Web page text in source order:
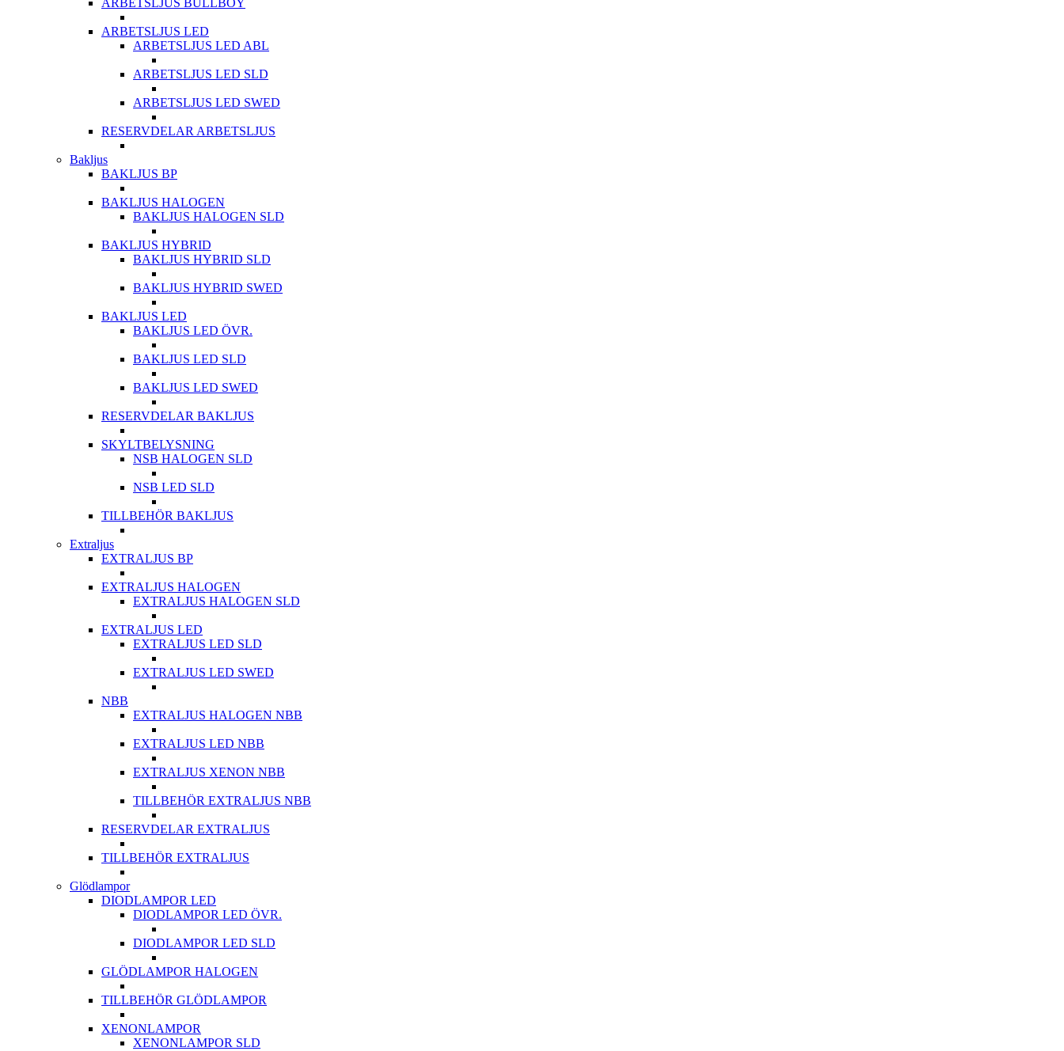
ARBETSLJUS BULLBOY
ARBETSLJUS LED
ARBETSLJUS LED ABL
ARBETSLJUS LED SLD
ARBETSLJUS LED SWED
RESERVDELAR ARBETSLJUS
Bakljus
BAKLJUS BP
BAKLJUS HALOGEN
BAKLJUS HALOGEN SLD
BAKLJUS HYBRID
BAKLJUS HYBRID SLD
BAKLJUS HYBRID SWED
BAKLJUS LED
BAKLJUS LED ÖVR.
BAKLJUS LED SLD
BAKLJUS LED SWED
RESERVDELAR BAKLJUS
SKYLTBELYSNING
NSB HALOGEN SLD
NSB LED SLD
TILLBEHÖR BAKLJUS
Extraljus
EXTRALJUS BP
EXTRALJUS HALOGEN
EXTRALJUS HALOGEN SLD
EXTRALJUS LED
EXTRALJUS LED SLD
EXTRALJUS LED SWED
NBB
EXTRALJUS HALOGEN NBB
EXTRALJUS LED NBB
EXTRALJUS XENON NBB
TILLBEHÖR EXTRALJUS NBB
RESERVDELAR EXTRALJUS
TILLBEHÖR EXTRALJUS
Glödlampor
DIODLAMPOR LED
DIODLAMPOR LED ÖVR.
DIODLAMPOR LED SLD
GLÖDLAMPOR HALOGEN
TILLBEHÖR GLÖDLAMPOR
XENONLAMPOR
XENONLAMPOR SLD